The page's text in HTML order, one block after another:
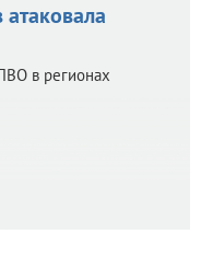
в регионах